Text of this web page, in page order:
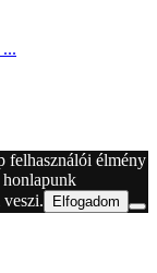
felhasználói élmény
honlapunk
veszi.
Elfogadom